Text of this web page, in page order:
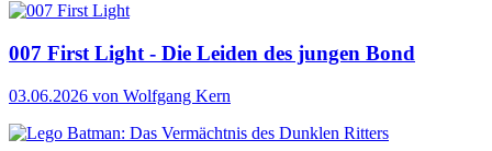
007 First Light - Die Leiden des jungen Bond
03.06.2026 von Wolfgang Kern